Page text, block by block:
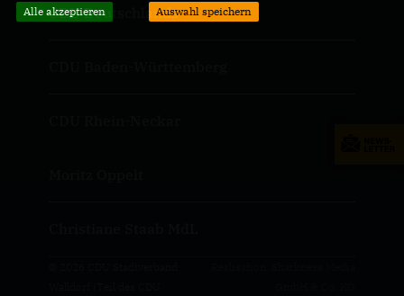
CDU Deutschlands
Alle akzeptieren Auswahl speichern